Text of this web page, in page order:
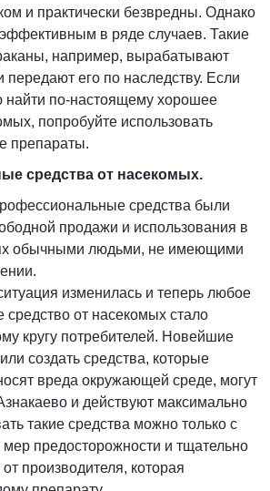
и практически безвредны. Однако
в ряде случаев. Такие
например, вырабатывают
передают его по наследству. Если
найти по-настоящему хорошее
попробуйте использовать
препараты.
средства от насекомых.
средства были
продажи и использования в
обычными людьми, не имеющими
изменилась и теперь любое
от насекомых стало
кругу потребителей. Новейшие
создать средства, которые
вреда окружающей среде, могут
и действуют максимально
такие средства можно только с
предосторожности и тщательно
производителя, которая